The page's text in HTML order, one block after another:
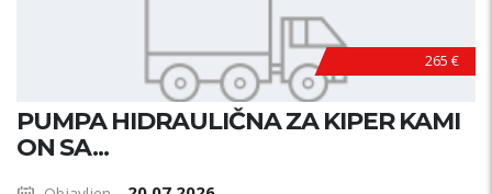
265 €
PUMPA HIDRAULIČNA ZA KIPER KAMI
ON SA...